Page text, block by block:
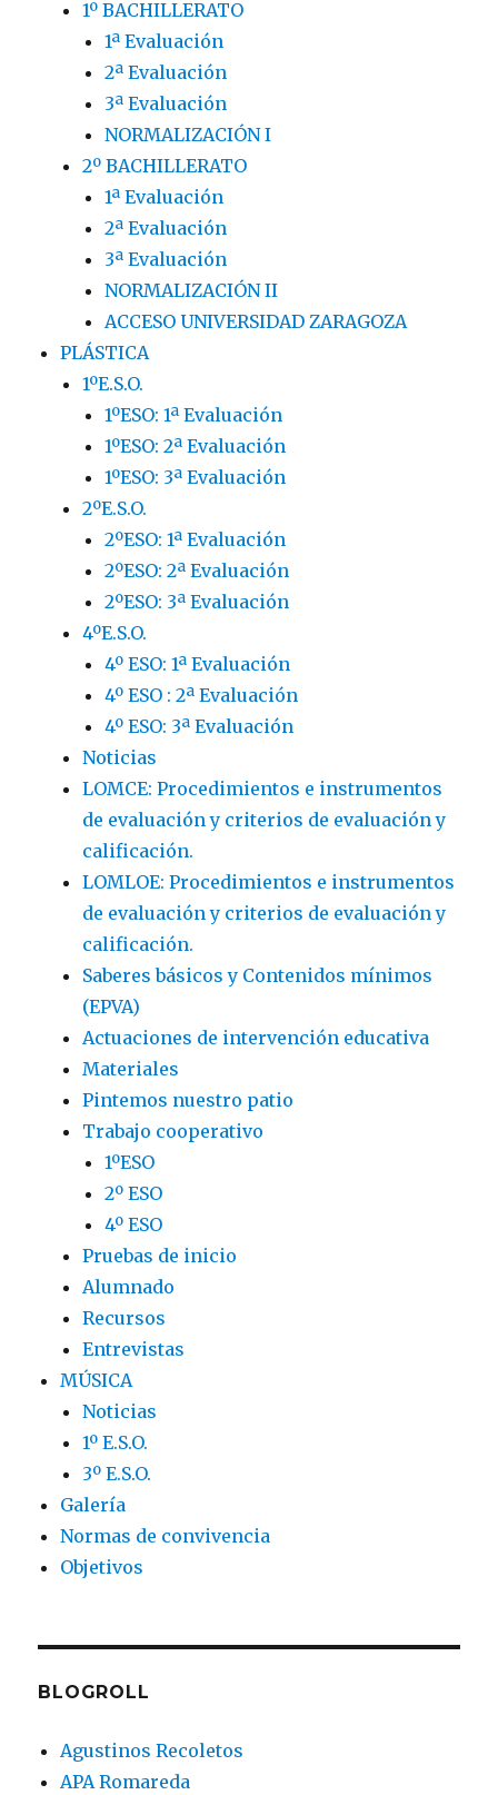
1º BACHILLERATO
1ª Evaluación
2ª Evaluación
3ª Evaluación
NORMALIZACIÓN I
2º BACHILLERATO
1ª Evaluación
2ª Evaluación
3ª Evaluación
NORMALIZACIÓN II
ACCESO UNIVERSIDAD ZARAGOZA
PLÁSTICA
1ºE.S.O.
1ºESO: 1ª Evaluación
1ºESO: 2ª Evaluación
1ºESO: 3ª Evaluación
2ºE.S.O.
2ºESO: 1ª Evaluación
2ºESO: 2ª Evaluación
2ºESO: 3ª Evaluación
4ºE.S.O.
4º ESO: 1ª Evaluación
4º ESO : 2ª Evaluación
4º ESO: 3ª Evaluación
Noticias
LOMCE: Procedimientos e instrumentos
de evaluación y criterios de evaluación y
calificación.
LOMLOE: Procedimientos e instrumentos
de evaluación y criterios de evaluación y
calificación.
Saberes básicos y Contenidos mínimos
(EPVA)
Actuaciones de intervención educativa
Materiales
Pintemos nuestro patio
Trabajo cooperativo
1ºESO
2º ESO
4º ESO
Pruebas de inicio
Alumnado
Recursos
Entrevistas
MÚSICA
Noticias
1º E.S.O.
3º E.S.O.
Galería
Normas de convivencia
Objetivos
BLOGROLL
Agustinos Recoletos
APA Romareda